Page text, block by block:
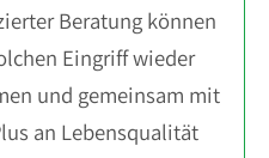
Beratung können
Eingriff wieder
und gemeinsam mit
an Lebensqualität